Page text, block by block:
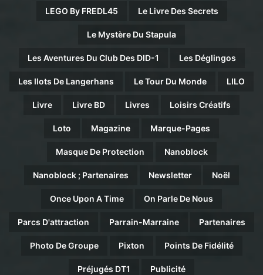
LEGO By FREDL45 Le Livre Des Secrets
Le Mystère Du Stapula
Les Aventures Du Club Des DID-1 Les Déglingos
Les Ilots De Langerhans Le Tour Du Monde LILO
Livre Livre BD Livres Loisirs Créatifs
Loto Magazine Marque-Pages
Masque De Protection Nanoblock
Nanoblock ; Partenaires Newsletter Noël
Once Upon A Time On Parle De Nous
Parcs D'attraction Parrain-Marraine Partenaires
Photo De Groupe Pixton Points De Fidélité
Préjugés DT1 Publicité